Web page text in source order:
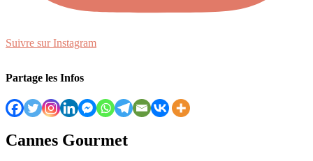
Suivre sur Instagram
Partage les Infos
Cannes Gourmet